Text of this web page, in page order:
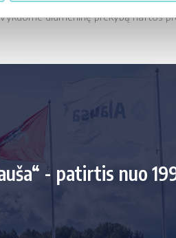
didmeninę prekybą naftos
- patirtis nuo